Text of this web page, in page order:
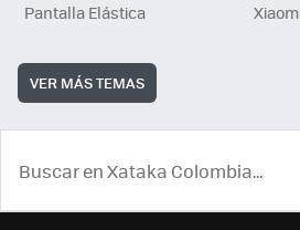
Pantalla Elástica
VER MÁS TEMAS